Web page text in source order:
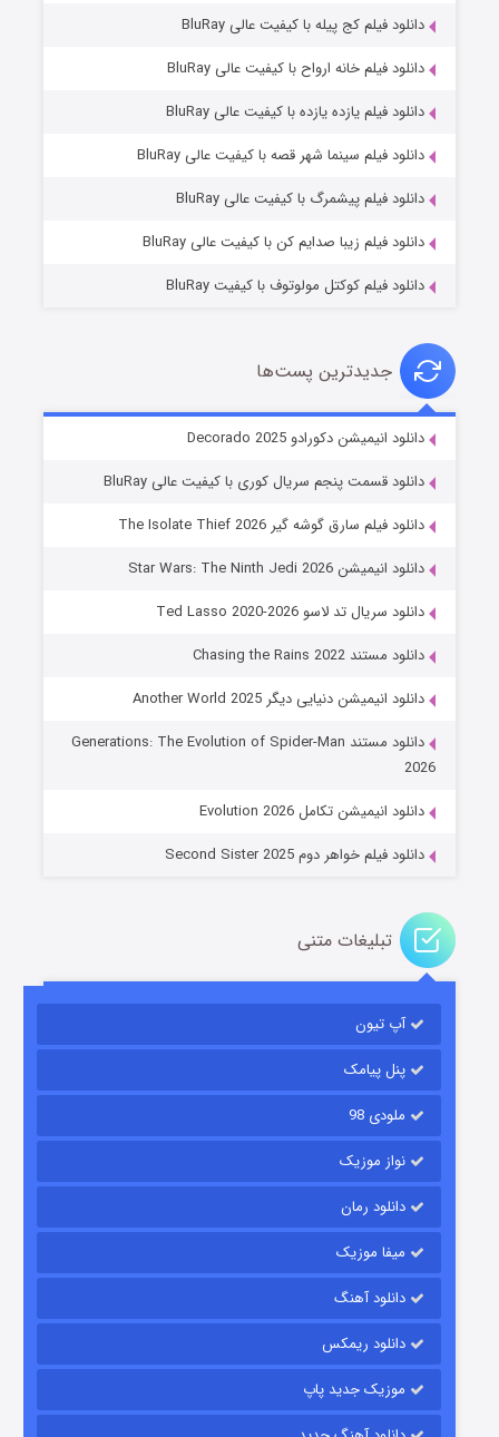
خاندان اژدها فصل ۳
جادوگری در مغولستان
قسمت۱۴ (زیرنویس) منتشر شد
باب اسفنجی فصل ۱۷
قسمت۶ (زیرنویس) منتشر شد
قسمت۱۵ (دوبله) منتشر شد
دانلود فیلم کج‌ پیله با کیفیت عالی BluRay
دانلود فیلم خانه ارواح با کیفیت عالی BluRay
دانلود فیلم یازده یازده با کیفیت عالی BluRay
دانلود فیلم سینما شهر قصه با کیفیت عالی BluRay
دانلود فیلم پیشمرگ با کیفیت عالی BluRay
دانلود فیلم زیبا صدایم کن با کیفیت عالی BluRay
دانلود فیلم کوکتل مولوتوف با کیفیت BluRay
جدیدترین پست‌ها
دانلود انیمیشن دکورادو Decorado 2025
دانلود قسمت پنجم سریال کوری با کیفیت عالی BluRay
دانلود فیلم سارق گوشه گیر The Isolate Thief 2026
دانلود انیمیشن Star Wars: The Ninth Jedi 2026
دانلود سریال تد لاسو Ted Lasso 2020-2026
دانلود مستند Chasing the Rains 2022
دانلود انیمیشن دنیایی دیگر Another World 2025
دانلود مستند Generations: The Evolution of Spider-Man
2026
دانلود انیمیشن تکامل Evolution 2026
دانلود فیلم خواهر دوم Second Sister 2025
تبلیغات متنی
آپ تیون
پنل پیامک
ملودی 98
نواز موزیک
دانلود رمان
میفا موزیک
دانلود آهنگ
دانلود ریمکس
موزیک جدید پاپ